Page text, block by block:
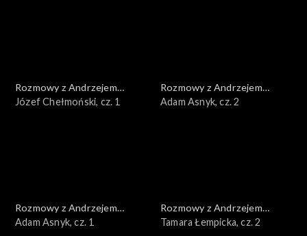
Rozmowy z Andrzejem
Doboszem
Józef Chełmoński, cz. 1
Rozmowy z Andrzejem
Doboszem
Adam Asnyk, cz. 2
Rozmowy z Andrzejem
Doboszem
Adam Asnyk, cz. 1
Rozmowy z Andrzejem
Doboszem
Tamara Łempicka, cz. 2